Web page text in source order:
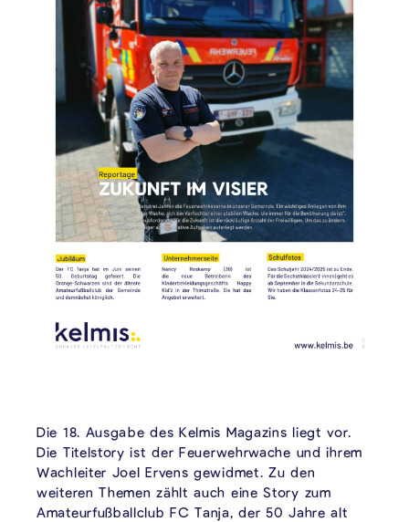
Die 18. Ausgabe des Kelmis Magazins liegt vor.
Die Titelstory ist der Feuerwehrwache und ihrem
Wachleiter Joel Ervens gewidmet. Zu den
weiteren Themen zählt auch eine Story zum
Amateurfußballclub FC Tanja, der 50 Jahre alt